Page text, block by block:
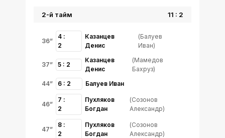
36”
4 :
2
Казанцев
Денис
(Балуев
Иван)
37” 5 : 2
Казанцев
Денис
(Мамедов
Бахруз)
44”
6 : 2 Балуев Иван
46”
7 :
2
Пухляков
Богдан
(Созонов
Александр)
47”
8 :
2
Пухляков
Богдан
(Созонов
Александр)
2-й тайм 11 : 2